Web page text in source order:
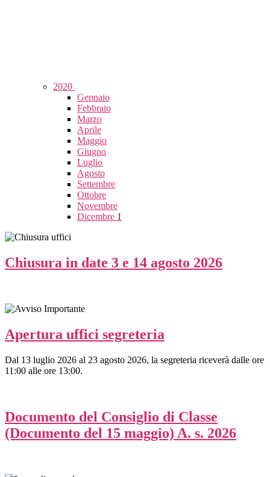
2020
Gennaio
Febbraio
Marzo
Aprile
Maggio
Giugno
Luglio
Agosto
Settembre
Ottobre
Novembre
Dicembre 1
Chiusura in date 3 e 14 agosto 2026
Apertura uffici segreteria
Dal 13 luglio 2026 al 23 agosto 2026, la segreteria riceverà dalle ore
11:00 alle ore 13:00.
Documento del Consiglio di Classe
(Documento del 15 maggio) A. s. 2026